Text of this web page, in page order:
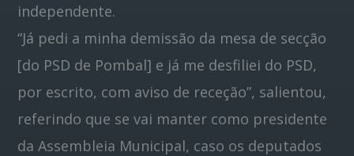
independente.
“Já pedi a minha demissão da mesa de secção
[do PSD de Pombal] e já me desfiliei do PSD,
por escrito, com aviso de receção”, salientou,
referindo que se vai manter como presidente
da Assembleia Municipal, caso os deputados